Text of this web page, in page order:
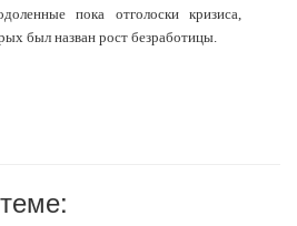
пока отголоски кризиса,
был назван рост безработицы.